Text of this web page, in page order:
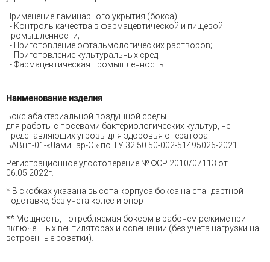
Применение ламинарного укрытия (бокса):
- Контроль качества в фармацевтической и пищевой
промышленности;
- Приготовление офтальмологических растворов;
- Приготовление культуральных сред;
- Фармацевтическая промышленность.
Наименование изделия
Бокс абактериальной воздушной среды
для работы с посевами бактериологических культур, не
представляющих угрозы для здоровья оператора
БАВнп-01-«Ламинар-С.» по ТУ 32.50.50-002-51495026-2021
Регистрационное удостоверение № ФСР 2010/07113 от
06.05.2022г.
* В скобках указана высота корпуса бокса на стандартной
подставке, без учета колес и опор
** Мощность, потребляемая боксом в рабочем режиме при
включенных вентиляторах и освещении (без учета нагрузки на
встроенные розетки).